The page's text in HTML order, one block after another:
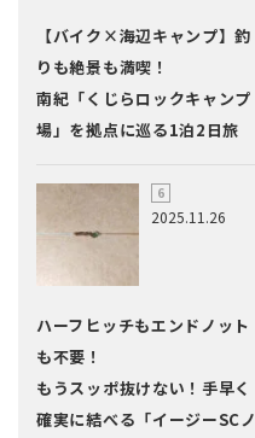
【バイク×海辺キャンプ】釣
りも絶景も満喫！
南紀「くじらロックキャンプ
場」を拠点に巡る1泊2日旅
2025.11.26
ハーフヒッチもエンドノット
も不要！
もうスッポ抜けない！手早く
確実に結べる「イージーSCノ